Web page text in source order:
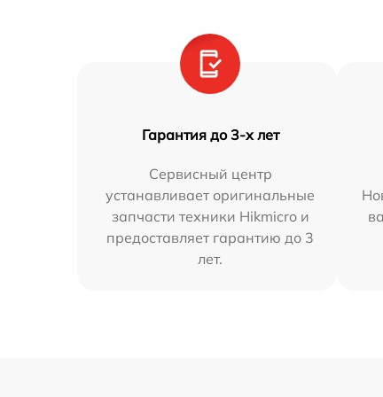
Гарантия до 3-х лет
Сервисный центр
устанавливает оригинальные
запчасти техники Hikmicro и
предоставляет гарантию до 3
лет.